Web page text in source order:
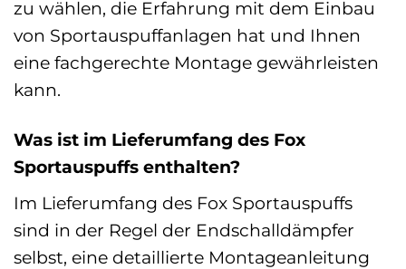
zu wählen, die Erfahrung mit dem Einbau
von Sportauspuffanlagen hat und Ihnen
eine fachgerechte Montage gewährleisten
kann.
Was ist im Lieferumfang des Fox
Sportauspuffs enthalten?
Im Lieferumfang des Fox Sportauspuffs
sind in der Regel der Endschalldämpfer
selbst, eine detaillierte Montageanleitung